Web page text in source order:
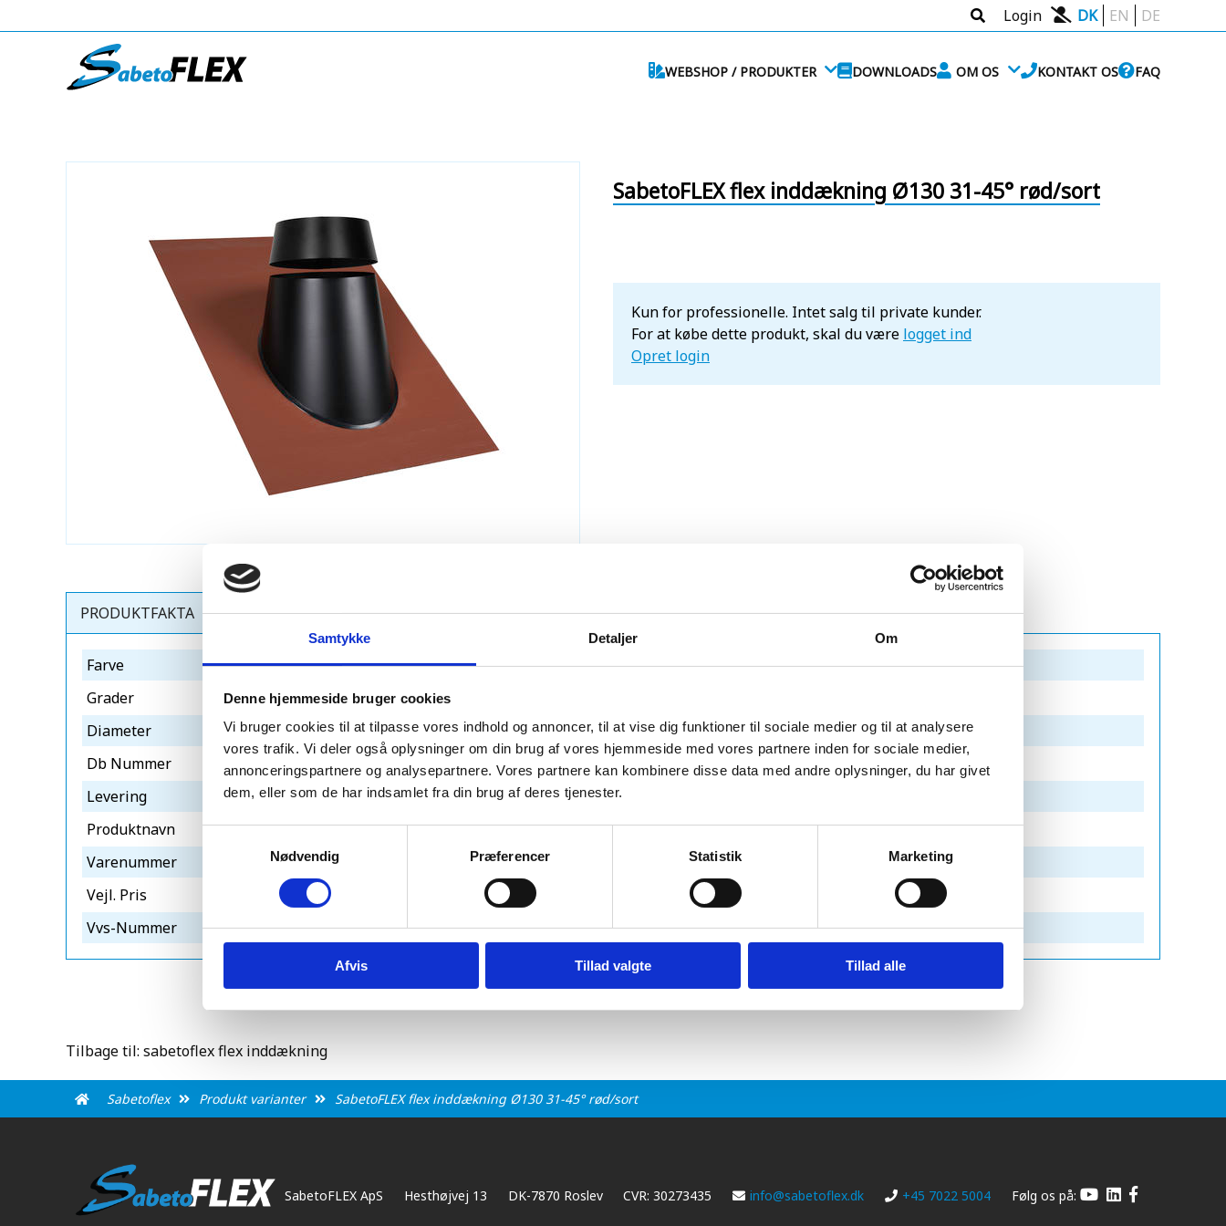
Samtykke Detaljer Om
Denne hjemmeside bruger cookies
Vi bruger cookies til at tilpasse vores indhold og annoncer, til at vise dig funktioner til sociale medier og til at analysere
vores trafik. Vi deler også oplysninger om din brug af vores hjemmeside med vores partnere inden for sociale medier,
annonceringspartnere og analysepartnere. Vores partnere kan kombinere disse data med andre oplysninger, du har givet
dem, eller som de har indsamlet fra din brug af deres tjenester.
Nødvendig
Præferencer Statistik Marketing
Afvis Tillad valgte Tillad alle
SabetoFLEX flex inddækning Ø130 31-45° rød/sort
Kun for professionelle. Intet salg til private kunder.
For at købe dette produkt, skal du være logget ind
Opret login
PRODUKTFAKTA
Farve
rød-sort
Grader
31-45°
Diameter
ø130
Db Nummer
1956911
Levering
10-12 dage
Produktnavn
sabetoflex flex inddækning ø130 31-45° rød-sort
Varenummer
3101303145
Vejl. Pris
1.898,00 excl. moms - (2.372,50 inkl. moms)
Vvs-Nummer
288127613
Tilbage til: sabetoflex flex inddækning
Login DK EN DE
WEBSHOP / PRODUKTER DOWNLOADS OM OS KONTAKT OS FAQ
Sabetoflex Produkt varianter SabetoFLEX flex inddækning Ø130 31-45° rød/sort
SabetoFLEX ApS Hesthøjvej 13 DK-7870 Roslev CVR: 30273435 info@sabetoflex.dk +45 7022 5004 Følg os på: